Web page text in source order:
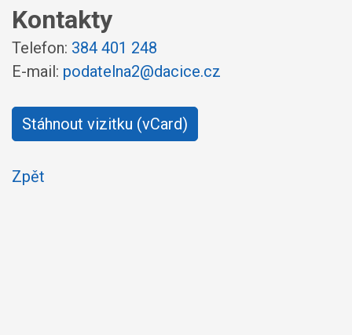
Kontakty
Telefon: 384 401 248
E-mail: podatelna2@dacice.cz
Stáhnout vizitku (vCard)
Zpět